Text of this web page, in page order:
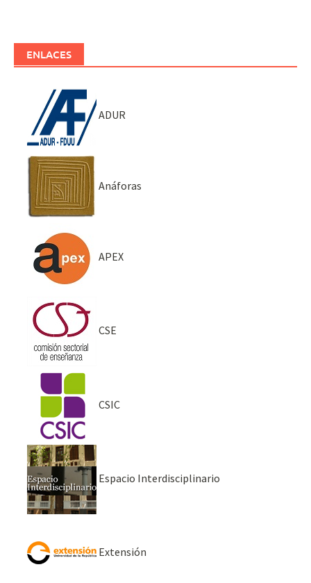
ENLACES
ADUR
Anáforas
APEX
CSE
CSIC
Espacio Interdisciplinario
Extensión